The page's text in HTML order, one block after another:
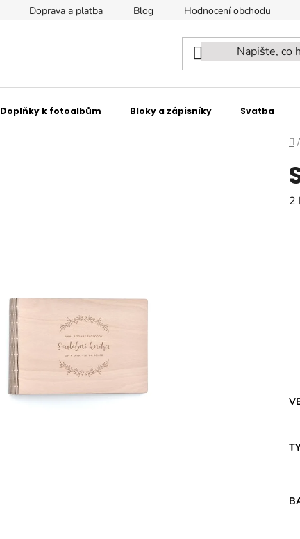
Doprava a platba Blog Hodnocení obchodu
Doplňky k fotoalbům Bloky a zápisníky Svatba
/
2